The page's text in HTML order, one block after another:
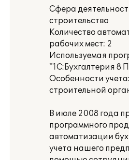
Сфера
строительство
Количество
рабочих мест: 2
Используемая
"1C:Бухгалтерия 8
Особенности
строительной
В июле 2008 года
программного
автоматизации
учета нашего